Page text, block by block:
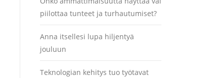
piilottaa tunteet ja turhautumiset?
Anna itsellesi lupa hiljentyä
jouluun
Teknologian kehitys tuo työtavat